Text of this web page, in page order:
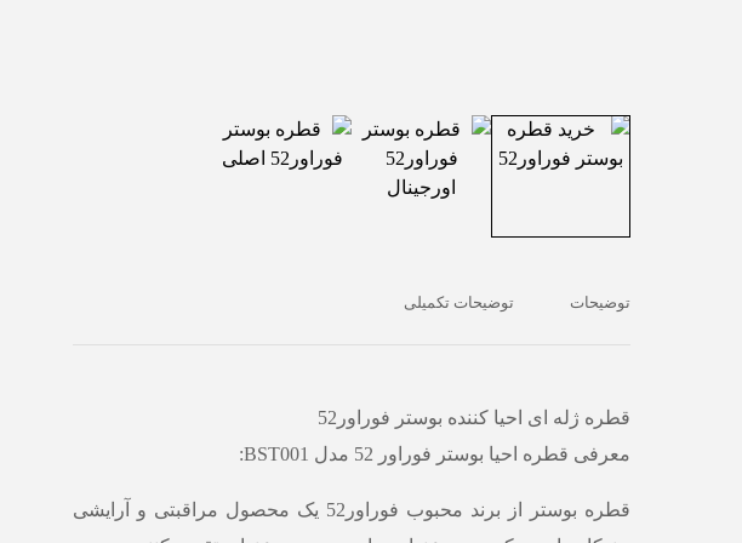
توضیحات توضیحات تکمیلی
قطره ژله ای احیا کننده بوستر فوراور52
معرفی قطره احیا بوستر فوراور 52 مدل BST001:
قطره بوستر از برند محبوب فوراور52 یک محصول مراقبتی و آرایشی